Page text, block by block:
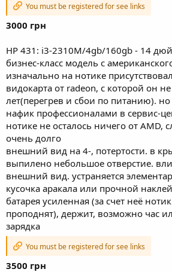
You must be registered for see links
3000 грн
HP 431: i3-2310M/4gb/160gb - 14
бизнес-класс модель с
изначально на нотике
видокарта от radeon, с которой он
лет(перегрев и сбои по питанию).
нафик профессионалами в сервис-
нотике не осталось ничего от AMD,
очень долго
внешний вид на 4-, потертости. в
выпилено небольшое отверстие.
внешний вид. устраняется
кусочка аракала или прочной
батарея усиленная (за счет неё
проподнят), держит, возможно час
зарядка
You must be registered for see links
3500 грн